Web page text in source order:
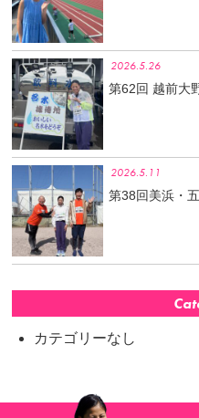
2026.5.26
第62回 越前大
2026.5.11
第38回美浜・
カテゴリーなし